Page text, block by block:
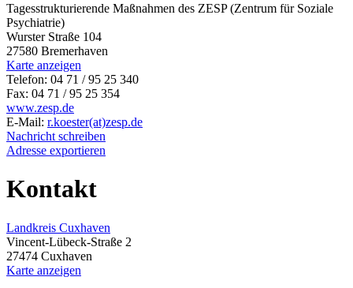
Tagesstrukturierende Maßnahmen des ZESP (Zentrum für Soziale
Psychiatrie)
Wurster Straße 104
27580 Bremerhaven
Karte anzeigen
Telefon: 04 71 / 95 25 340
Fax: 04 71 / 95 25 354
www.zesp.de
E-Mail: r.koester(at)zesp.de
Nachricht schreiben
Adresse exportieren
Kontakt
Landkreis Cuxhaven
Vincent-Lübeck-Straße 2
27474 Cuxhaven
Karte anzeigen